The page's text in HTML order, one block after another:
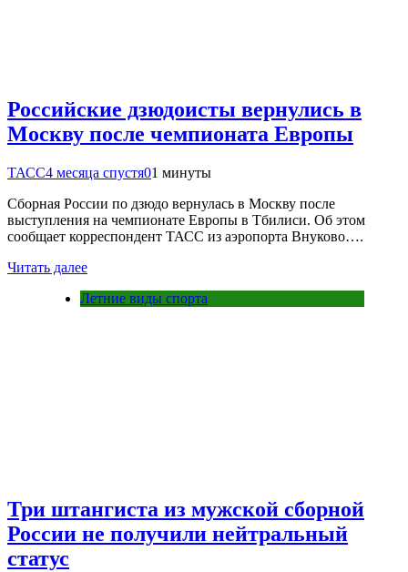
Российские дзюдоисты вернулись в
Москву после чемпионата Европы
ТАСС4 месяца спустя01 минуты
Сборная России по дзюдо вернулась в Москву после
выступления на чемпионате Европы в Тбилиси. Об этом
сообщает корреспондент ТАСС из аэропорта Внуково….
Читать далее
Летние виды спорта
Три штангиста из мужской сборной
России не получили нейтральный
статус